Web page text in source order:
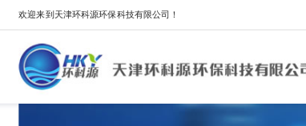
欢迎来到天津环科源环保科技有限公司！